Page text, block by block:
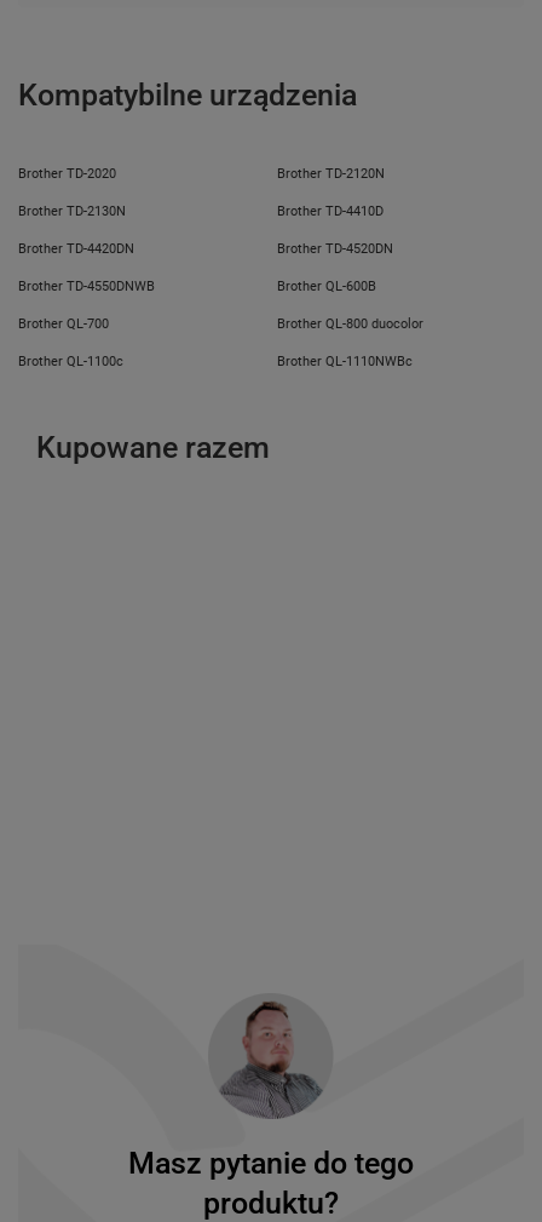
Kompatybilne urządzenia
Brother TD-2020 Brother TD-2120N
Brother TD-2130N Brother TD-4410D
Brother TD-4420DN Brother TD-4520DN
Brother TD-4550DNWB Brother QL-600B
Brother QL-700 Brother QL-800 duocolor
Brother QL-1100c Brother QL-1110NWBc
Kupowane razem
Masz pytanie do tego
produktu?